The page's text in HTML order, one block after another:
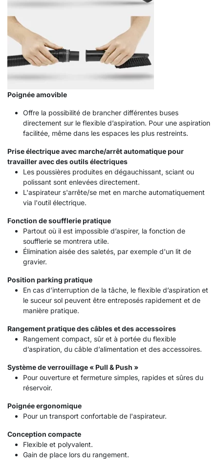
Poignée amovible
Offre la possibilité de brancher différentes buses
directement sur le flexible d’aspiration. Pour une aspiration
facilitée, même dans les espaces les plus restreints.
Prise électrique avec marche/arrêt automatique pour
travailler avec des outils électriques
Les poussières produites en dégauchissant, sciant ou
polissant sont enlevées directement.
L'aspirateur s'arrête/se met en marche automatiquement
via l'outil électrique.
Fonction de soufflerie pratique
Partout où il est impossible d’aspirer, la fonction de
soufflerie se montrera utile.
Élimination aisée des saletés, par exemple d'un lit de
gravier.
Position parking pratique
En cas d’interruption de la tâche, le flexible d’aspiration et
le suceur sol peuvent être entreposés rapidement et de
manière pratique.
Rangement pratique des câbles et des accessoires
Rangement compact, sûr et à portée du flexible
d’aspiration, du câble d’alimentation et des accessoires.
Système de verrouillage « Pull & Push »
Pour ouverture et fermeture simples, rapides et sûres du
réservoir.
Poignée ergonomique
Pour un transport confortable de l'aspirateur.
Conception compacte
Flexible et polyvalent.
Gain de place lors du rangement.